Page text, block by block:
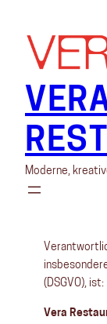
content
Moderne,
(DSGVO), ist:
Vera